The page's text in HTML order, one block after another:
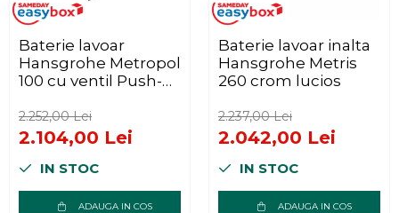
Baterie lavoar
Hansgrohe Metropol
100 cu ventil Push-
2.252,00 Lei
2.104,00 Lei
IN STOC
ADAUGA IN COS
Baterie lavoar inalta
Hansgrohe Metris
260 crom lucios
2.237,00 Lei
2.042,00 Lei
IN STOC
ADAUGA IN COS